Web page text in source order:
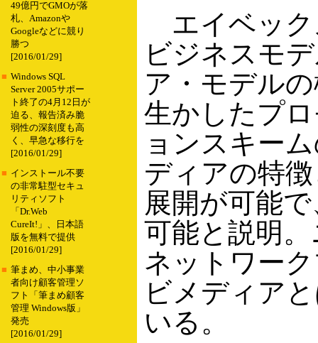
49億円でGMOが落
札、Amazonや
Googleなどに競り
勝つ
[2016/01/29]
■ Windows SQL
Server 2005サポー
ト終了の4月12日が
迫る、報告済み脆
弱性の深刻度も高
く、早急な移行を
[2016/01/29]
■ インストール不要
の非常駐型セキュ
リティソフト
「Dr.Web
CureIt!」、日本語
版を無料で提供
[2016/01/29]
■ 筆まめ、中小事業
者向け顧客管理ソ
フト「筆まめ顧客
管理 Windows版」
発売
[2016/01/29]
エイベック
ビジネスモ
ア・モデル
生かしたプ
ョンスキー
ディアの特
展開が可能
可能と説明
ネットワー
ビメディア
いる。